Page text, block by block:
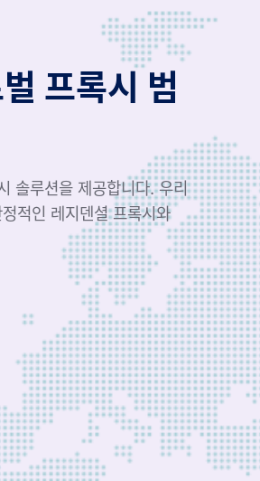
프록시 범
솔루션을 제공합니다. 우리
적인 레지덴셜 프록시와